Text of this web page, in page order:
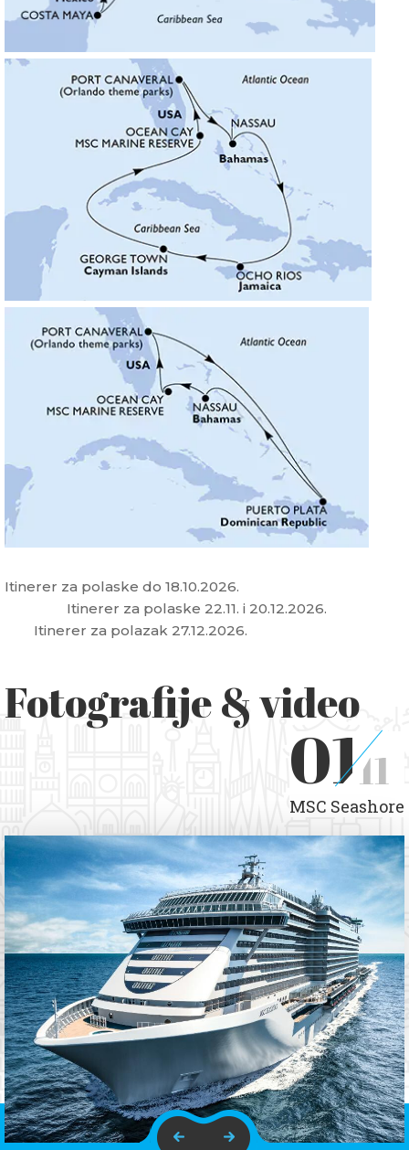
Itinerer za polaske do 18.10.2026.
Itinerer za polaske 22.11. i 20.12.2026.
Itinerer za polazak 27.12.2026.
Fotografije & video
0111
MSC Seashore